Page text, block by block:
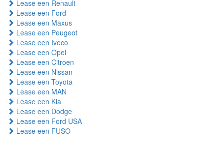
Lease een Renault
Lease een Ford
Lease een Maxus
Lease een Peugeot
Lease een Iveco
Lease een Opel
Lease een Citroen
Lease een Nissan
Lease een Toyota
Lease een MAN
Lease een Kia
Lease een Dodge
Lease een Ford USA
Lease een FUSO